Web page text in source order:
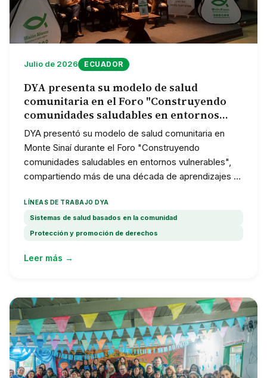
Julio de 2026 ECUADOR
DYA presenta su modelo de salud
comunitaria en el Foro "Construyendo
comunidades saludables en entornos
vulnerables"
DYA presentó su modelo de salud comunitaria en
Monte Sinaí durante el Foro "Construyendo
comunidades saludables en entornos vulnerables",
compartiendo más de una década de aprendizajes y
fortalecimiento de la salud comunitaria.
LÍNEAS DE TRABAJO DYA
Sistemas de salud basados en la comunidad
Protección y promoción de derechos
Leer más →